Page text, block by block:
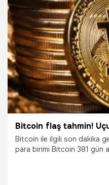
14.03.2023 Ekonomi
Bitcoin flaş tahmin!
Bitcoin ile ilgili son dakika
para birimi Bitcoin 381 gün